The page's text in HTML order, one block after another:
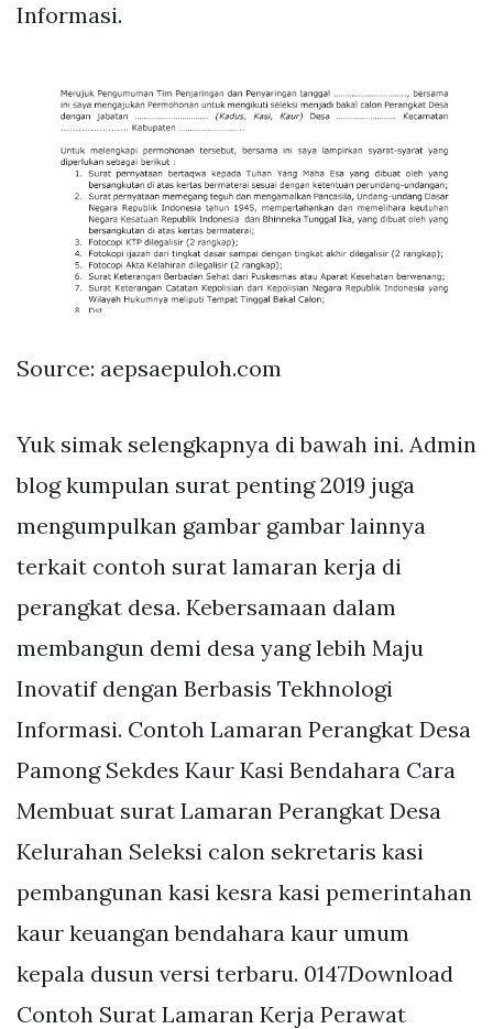
Informasi.
Source: aepsaepuloh.com
Yuk simak selengkapnya di bawah ini. Admin
blog kumpulan surat penting 2019 juga
mengumpulkan gambar gambar lainnya
terkait contoh surat lamaran kerja di
perangkat desa. Kebersamaan dalam
membangun demi desa yang lebih Maju
Inovatif dengan Berbasis Tekhnologi
Informasi. Contoh Lamaran Perangkat Desa
Pamong Sekdes Kaur Kasi Bendahara Cara
Membuat surat Lamaran Perangkat Desa
Kelurahan Seleksi calon sekretaris kasi
pembangunan kasi kesra kasi pemerintahan
kaur keuangan bendahara kaur umum
kepala dusun versi terbaru. 0147Download
Contoh Surat Lamaran Kerja Perawat